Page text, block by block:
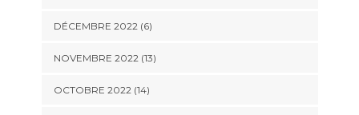
DÉCEMBRE 2022 (6)
NOVEMBRE 2022 (13)
OCTOBRE 2022 (14)